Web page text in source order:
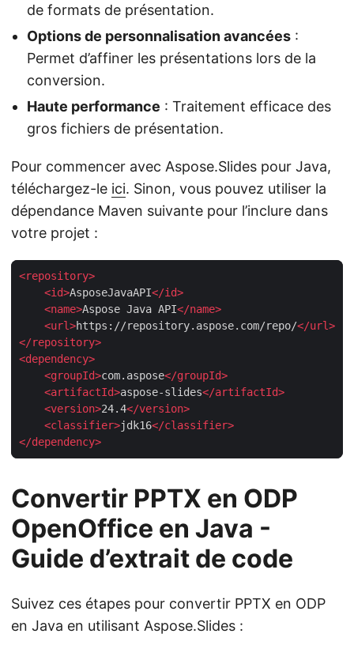
de formats de présentation.
Options de personnalisation avancées :
Permet d’affiner les présentations lors de la
conversion.
Haute performance : Traitement efficace des
gros fichiers de présentation.
Pour commencer avec Aspose.Slides pour Java,
téléchargez-le ici. Sinon, vous pouvez utiliser la
dépendance Maven suivante pour l’inclure dans
votre projet :
<repository>
<id>AsposeJavaAPI</id>
<name>Aspose Java API</name>
<url>https://repository.aspose.com/repo/</url>
</repository>
<dependency>
<groupId>com.aspose</groupId>
<artifactId>aspose-slides</artifactId>
<version>24.4</version>
<classifier>jdk16</classifier>
</dependency>
Convertir PPTX en ODP
OpenOffice en Java -
Guide d’extrait de code
Suivez ces étapes pour convertir PPTX en ODP
en Java en utilisant Aspose.Slides :